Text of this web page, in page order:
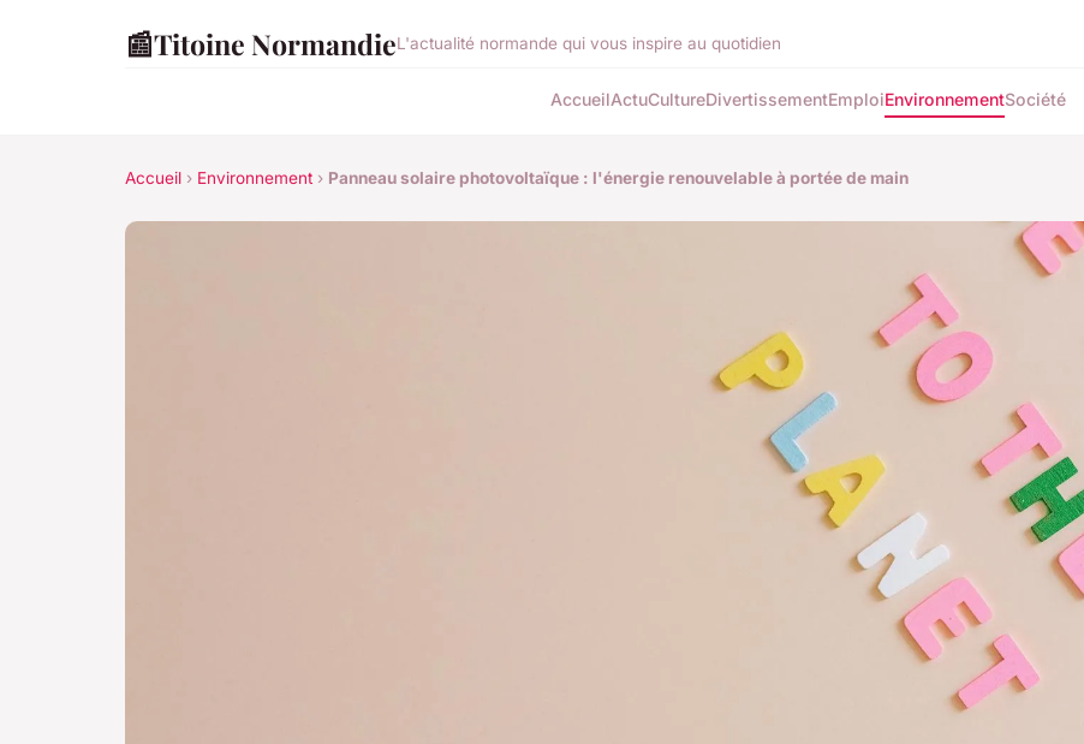
📰Titoine NormandieL'actualité normande qui vous inspire au quotidien
AccueilActuCultureDivertissementEmploiEnvironnementSociété
Accueil › Environnement › Panneau solaire photovoltaïque : l'énergie renouvelable à portée de main